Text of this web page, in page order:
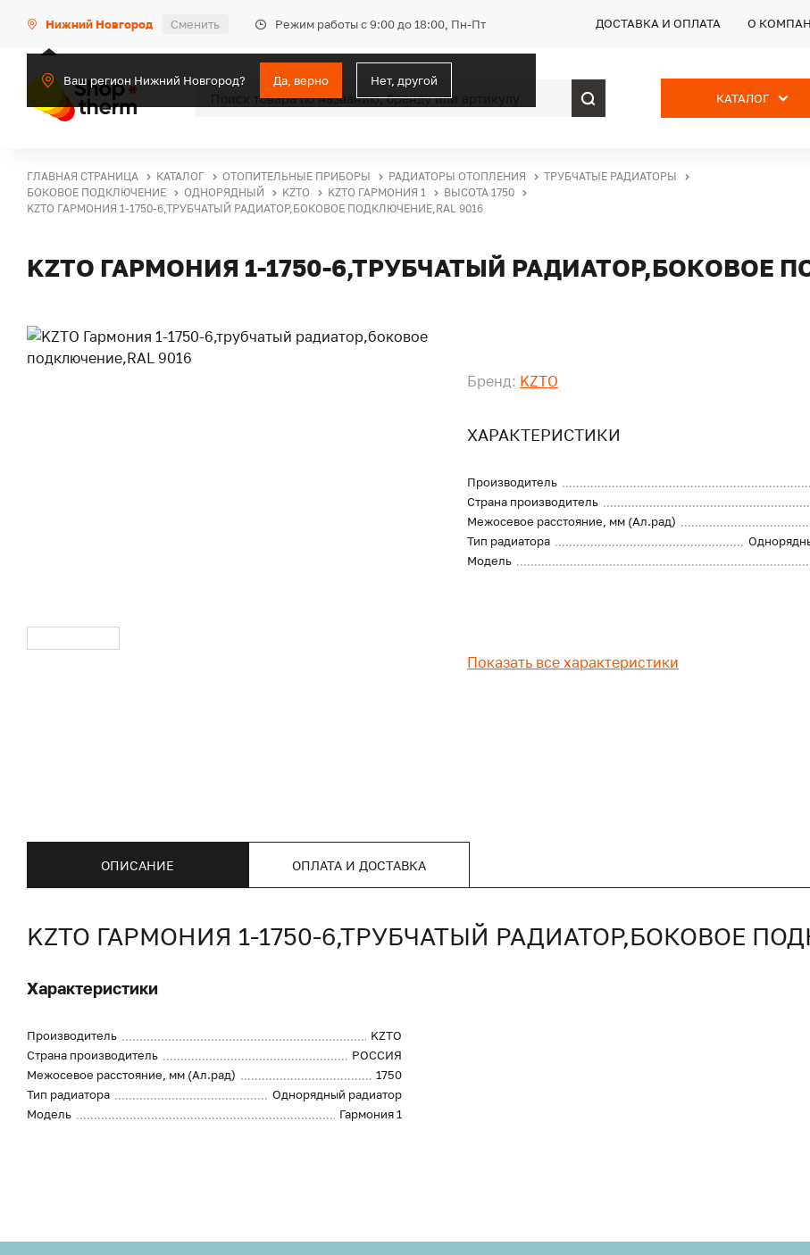
Нижний Новгород Сменить Режим работы с 9:00 до 18:00, Пн-Пт
Ваш регион Нижний Новгород? Да, верно Нет, другой
ДОСТАВКА И ОПЛАТА О
КАТАЛОГ
ГЛАВНАЯ СТРАНИЦА КАТАЛОГ ОТОПИТЕЛЬНЫЕ ПРИБОРЫ РАДИАТОРЫ ОТОПЛЕНИЯ
ТРУБЧАТЫЕ РАДИАТОРЫ
БОКОВОЕ ПОДКЛЮЧЕНИЕ
ОДНОРЯДНЫЙ KZTO KZTO ГАРМОНИЯ 1
ВЫСОТА 1750
KZTO ГАРМОНИЯ 1-1750-6,ТРУБЧАТЫЙ РАДИАТОР,БОКОВОЕ ПОДКЛЮЧЕНИЕ,RAL 9016
KZTO ГАРМОНИЯ 1-1750-6,ТРУБЧАТЫЙ РАДИАТОР,БОКОВОЕ
Бренд: KZTO
ХАРАКТЕРИСТИКИ
Производитель
Страна производитель
Межосевое расстояние, мм (Ал.рад)
Тип радиатора
Модель
Показать все характеристики
ОПИСАНИЕ ОПЛАТА И ДОСТАВКА
KZTO ГАРМОНИЯ 1-1750-6,ТРУБЧАТЫЙ РАДИАТОР,БОКОВОЕ
Характеристики
Производитель
KZTO
Страна производитель
РОССИЯ
Межосевое расстояние, мм (Ал.рад)
1750
Тип радиатора
Однорядный радиатор
Модель
Гармония 1